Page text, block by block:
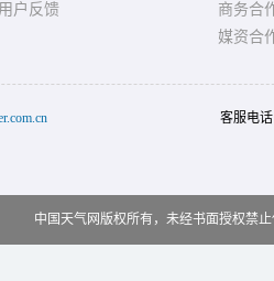
用户反馈
商务合
媒资合
客服电
中国天气网版权所有，未经书面授权